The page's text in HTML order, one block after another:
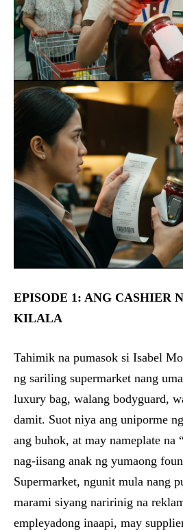
EPISODE 1: ANG CASHIER
KILALA
Tahimik na pumasok si Isabel
ng sariling supermarket nang
luxury bag, walang bodyguard,
damit. Suot niya ang uniporme
ang buhok, at may nameplate na
nag-iisang anak ng yumaong
Supermarket, ngunit mula nang
marami siyang naririnig na
empleyadong inaapi, may